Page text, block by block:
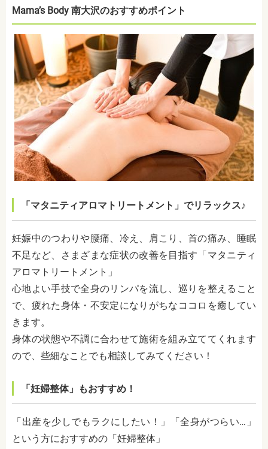
Mama’s Body 南大沢のおすすめポイント
「マタニティアロマトリートメント」でリラックス♪
妊娠中のつわりや腰痛、冷え、肩こり、首の痛み、睡眠
不足など、さまざまな症状の改善を目指す「マタニティ
アロマトリートメント」
心地よい手技で全身のリンパを流し、巡りを整えること
で、疲れた身体・不安定になりがちなココロを癒してい
きます。
身体の状態や不調に合わせて施術を組み立ててくれます
ので、些細なことでも相談してみてください！
「妊婦整体」もおすすめ！
「出産を少しでもラクにしたい！」「全身がつらい…」
という方におすすめの「妊婦整体」